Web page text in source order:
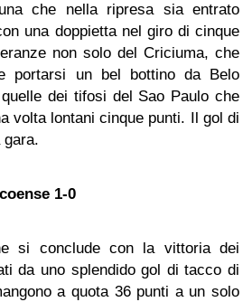
che nella ripresa sia entrato
una doppietta nel giro di cinque
non solo del Criciuma, che
portarsi un bel bottino da Belo
dei tifosi del Sao Paulo che
volta lontani cinque punti. Il gol di
gara.
1-0
si conclude con la vittoria dei
da uno splendido gol di tacco di
a quota 36 punti a un solo